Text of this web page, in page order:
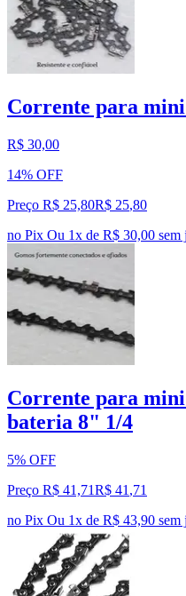
Corrente para
R$ 30,00
14% OFF
Preço R$ 25,80R$ 25,80
no Pix Ou 1x de R$ 30,00 sem
Corrente para
bateria 8" 1/4
5% OFF
Preço R$ 41,71R$ 41 ,71
no Pix Ou 1x de R$ 43,90 sem